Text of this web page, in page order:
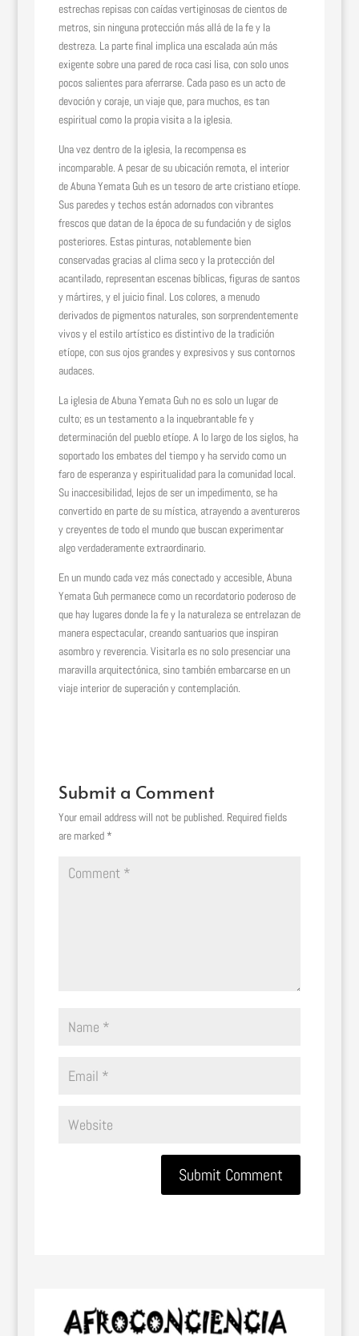
estrechas repisas con caídas vertiginosas de cientos de
metros, sin ninguna protección más allá de la fe y la
destreza. La parte final implica una escalada aún más
exigente sobre una pared de roca casi lisa, con solo unos
pocos salientes para aferrarse. Cada paso es un acto de
devoción y coraje, un viaje que, para muchos, es tan
espiritual como la propia visita a la iglesia.
Una vez dentro de la iglesia, la recompensa es
incomparable. A pesar de su ubicación remota, el interior
de Abuna Yemata Guh es un tesoro de arte cristiano etíope.
Sus paredes y techos están adornados con vibrantes
frescos que datan de la época de su fundación y de siglos
posteriores. Estas pinturas, notablemente bien
conservadas gracias al clima seco y la protección del
acantilado, representan escenas bíblicas, figuras de santos
y mártires, y el juicio final. Los colores, a menudo
derivados de pigmentos naturales, son sorprendentemente
vivos y el estilo artístico es distintivo de la tradición
etíope, con sus ojos grandes y expresivos y sus contornos
audaces.
La iglesia de Abuna Yemata Guh no es solo un lugar de
culto; es un testamento a la inquebrantable fe y
determinación del pueblo etíope. A lo largo de los siglos, ha
soportado los embates del tiempo y ha servido como un
faro de esperanza y espiritualidad para la comunidad local.
Su inaccesibilidad, lejos de ser un impedimento, se ha
convertido en parte de su mística, atrayendo a aventureros
y creyentes de todo el mundo que buscan experimentar
algo verdaderamente extraordinario.
En un mundo cada vez más conectado y accesible, Abuna
Yemata Guh permanece como un recordatorio poderoso de
que hay lugares donde la fe y la naturaleza se entrelazan de
manera espectacular, creando santuarios que inspiran
asombro y reverencia. Visitarla es no solo presenciar una
maravilla arquitectónica, sino también embarcarse en un
viaje interior de superación y contemplación.
Submit a Comment
Your email address will not be published. Required fields
are marked *